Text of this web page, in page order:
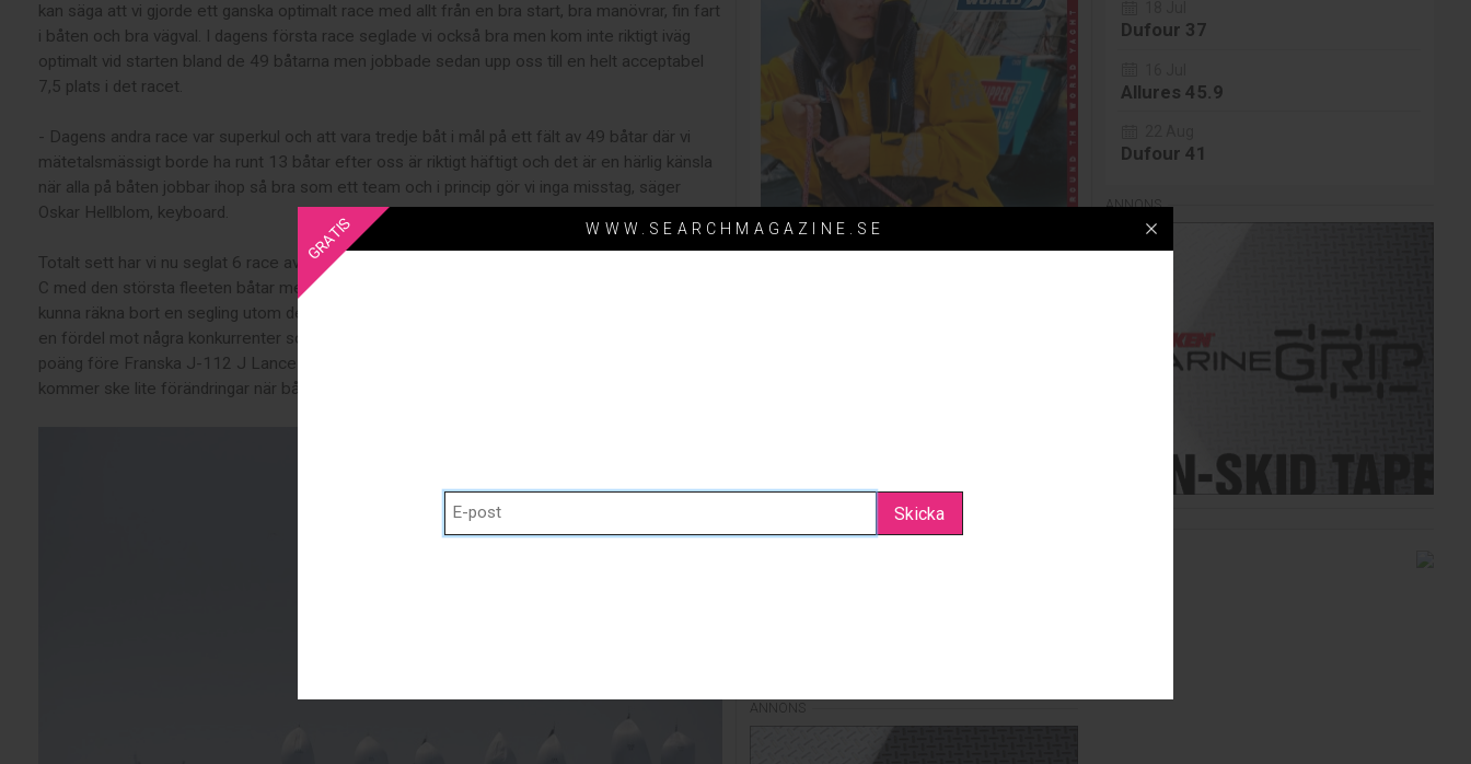
kan säga att vi gjorde ett ganska optimalt race med allt från en bra start, bra manövrar, fin fart
i båten och bra vägval. I dagens första race seglade vi också bra men kom inte riktigt iväg
optimalt vid starten bland de 49 båtarna men jobbade sedan upp oss till en helt acceptabel
7,5 plats i det racet.
- Dagens andra race var superkul och att vara tredje båt i mål på ett fält av 49 båtar där vi
mätetalsmässigt borde ha runt 13 båtar efter oss är riktigt häftigt och det är en härlig känsla
när alla på båten jobbar ihop så bra som ett team och i princip gör vi inga misstag, säger
Oskar Hellblom, keyboard.
Totalt sett har vi nu seglat 6 race av planerade 9 och vi har 32.5 poäng och leder VM's klass
C med den största fleeten båtar med serien 6, 1(2), 13, 3 och 1. Efter 7 race kommer man
kunna räkna bort en segling utom det långa havsracet som vi spikade vilket kommer ge oss
en fördel mot några konkurrenter som inte gjorde så bra ifrån sig där. Vi ligger just nu 22
poäng före Franska J-112 J Lance 12 och 39 poäng före Tyska Italia 9.98 IMMAC, men det
kommer ske lite förändringar när båtarna får börja räkna bort en segling.
Dufour 37
Allures 45.9
Dufour 41
GRATIS WWW.SEARCHMAGAZINE.SE
Skicka